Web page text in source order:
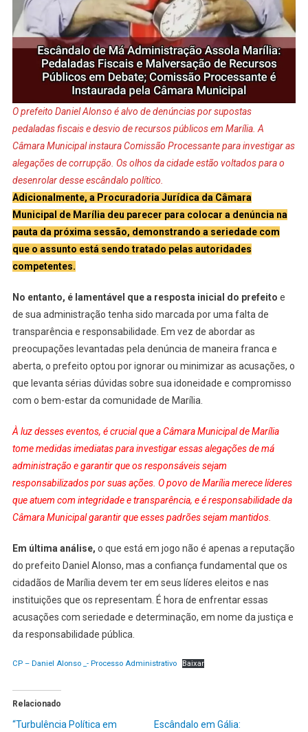
O prefeito Daniel Alonso é alvo de denúncias por supostas
pedaladas fiscais e desvio de recursos públicos em Marília. A
Câmara Municipal instaura Comissão Processante para investigar as
alegações de corrupção. Os olhos da cidade estão voltados para o
desenrolar desse escândalo político.
Adicionalmente, a Procuradoria Jurídica da Câmara
Municipal de Marília deu parecer para colocar a denúncia na
pauta da próxima sessão, demonstrando a seriedade com
que o assunto está sendo tratado pelas autoridades
competentes.
No entanto, é lamentável que a resposta inicial do prefeito e
de sua administração tenha sido marcada por uma falta de
transparência e responsabilidade. Em vez de abordar as
preocupações levantadas pela denúncia de maneira franca e
aberta, o prefeito optou por ignorar ou minimizar as acusações, o
que levanta sérias dúvidas sobre sua idoneidade e compromisso
com o bem-estar da comunidade de Marília.
À luz desses eventos, é crucial que a Câmara Municipal de Marília
tome medidas imediatas para investigar essas alegações de má
administração e garantir que os responsáveis sejam
responsabilizados por suas ações. O povo de Marília merece líderes
que atuem com integridade e transparência, e é responsabilidade da
Câmara Municipal garantir que esses padrões sejam mantidos.
Em última análise, o que está em jogo não é apenas a reputação
do prefeito Daniel Alonso, mas a confiança fundamental que os
cidadãos de Marília devem ter em seus líderes eleitos e nas
instituições que os representam. É hora de enfrentar essas
acusações com seriedade e determinação, em nome da justiça e
da responsabilidade pública.
CP – Daniel Alonso _- Processo Administrativo Baixar
Relacionado
“Turbulência Política em Escândalo em Gália: